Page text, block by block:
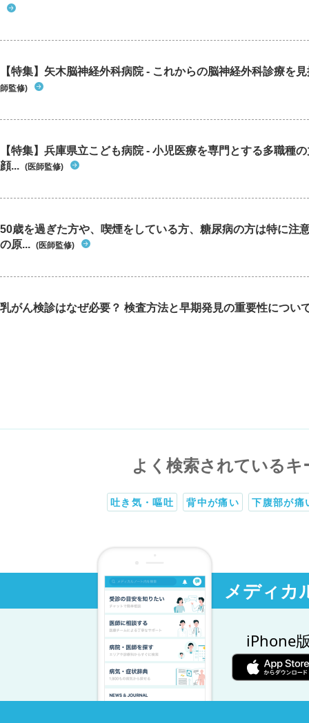
【特集】矢木脳神経外科病院 - これからの脳神経外科診療を
師監修)
【特集】兵庫県立こども病院 - 小児医療を専門とする多職種
顔... (医師監修)
50歳を過ぎた方や、喫煙をしている方、糖尿病の方は特に注
の原... (医師監修)
乳がん検診はなぜ必要？ 検査方法と早期発見の重要性につい
よく検索されているキ
吐き気・嘔吐 背中が痛い 下腹部が痛
メディカ
iPhone